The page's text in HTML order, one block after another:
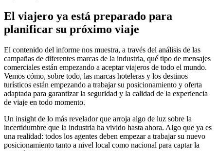
El viajero ya está preparado para
planificar su próximo viaje
El contenido del informe nos muestra, a través del análisis de las
campañas de diferentes marcas de la industria, qué tipo de mensajes
comerciales están empezando a aceptar viajeros de todo el mundo.
Vemos cómo, sobre todo, las marcas hoteleras y los destinos
turísticos están empezando a trabajar su posicionamiento y oferta
adaptada para garantizar la seguridad y la calidad de la experiencia
de viaje en todo momento.
Un insight de lo más revelador que arroja algo de luz sobre la
incertidumbre que la industria ha vivido hasta ahora. Algo que ya es
una realidad: todos los agentes deben empezar a trabajar su nuevo
posicionamiento tanto a nivel local como nacional para captar la